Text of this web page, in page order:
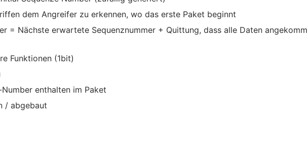
dem Angreifer zu erkennen, wo das erste Paket beginnt
= Nächste erwartete Sequenznummer + Quittung, dass alle Daten
Funktionen (1bit)
enthalten im Paket
/ abgebaut